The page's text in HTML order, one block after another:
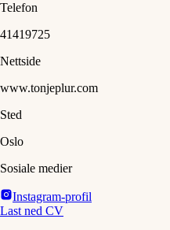
Telefon
41419725
Nettside
www.tonjeplur.com
Sted
Oslo
Sosiale medier
Instagram-profil
Last ned CV